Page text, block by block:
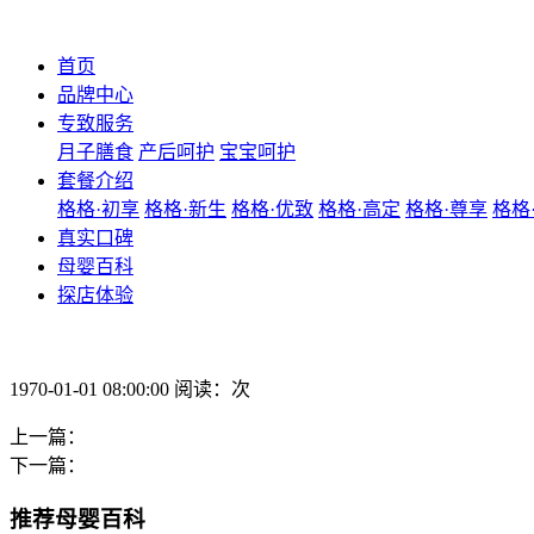
首页
品牌中心
专致服务
月子膳食 产后呵护 宝宝呵护
套餐介绍
格格·初享 格格·新生 格格·优致 格格·高定 格格·尊享 格格
真实口碑
母婴百科
探店体验
1970-01-01 08:00:00 阅读：次
上一篇：
下一篇：
推荐母婴百科